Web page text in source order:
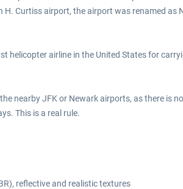
Curtiss airport, the airport was renamed
airline in the United States for
nearby JFK or Newark airports, as there is
This is a real rule.
reflective and realistic textures